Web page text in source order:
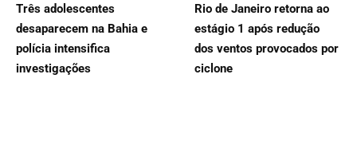
Três adolescentes
desaparecem na Bahia e
polícia intensifica
investigações
Rio de Janeiro retorna ao
estágio 1 após redução
dos ventos provocados por
ciclone